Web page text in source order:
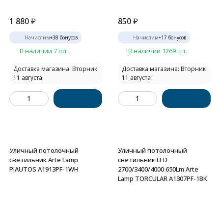
1 880₽
Начислим+38 бонусов
В наличии 7 шт.
Доставка магазина: Вторник
11 августа
850₽
Начислим+17 бонусов
В наличии 1269 шт.
Доставка магазина: Вторник
11 августа
Уличный потолочный
светильник Arte Lamp
PIAUTOS A1913PF-1WH
Уличный потолочный
светильник LED
2700/3400/4000 650Lm Arte
Lamp TORCULAR A1307PF-1BK